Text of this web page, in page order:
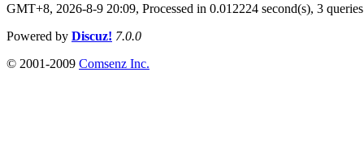
GMT+8, 2026-8-9 20:09, Processed in 0.012224 second(s), 3 queries
Powered by Discuz! 7.0.0
© 2001-2009 Comsenz Inc.